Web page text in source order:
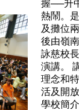
握──升
熱鬧。
及攤位
後由嶺
詠慈校
演講。
理念和
活及開
學校簡